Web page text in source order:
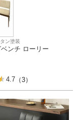
ン塗装
ンチ ローリー
4.7 （3）